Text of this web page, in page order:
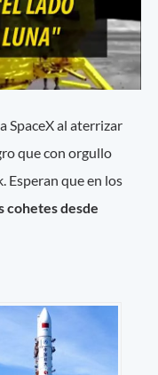
SpaceX al aterrizar
que con orgullo
Esperan que en los
cohetes desde